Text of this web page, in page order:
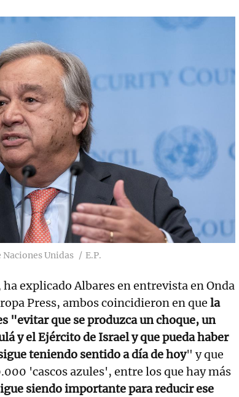
Unidas E.P.
explicado Albares en entrevista en Onda
Press, ambos coincidieron en que la
"evitar que se produzca un choque, un
y el Ejército de Israel y que pueda haber
teniendo sentido a día de hoy" y que
'cascos azules', entre los que hay más
siendo importante para reducir ese